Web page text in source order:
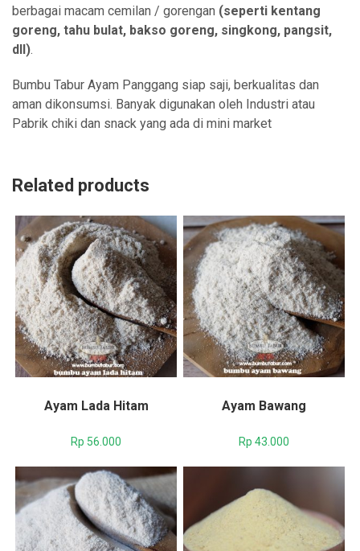
berbagai macam cemilan / gorengan (seperti kentang
goreng, tahu bulat, bakso goreng, singkong, pangsit,
dll).
Bumbu Tabur Ayam Panggang siap saji, berkualitas dan
aman dikonsumsi. Banyak digunakan oleh Industri atau
Pabrik chiki dan snack yang ada di mini market
Related products
Ayam Lada Hitam
Rp 56.000
Ayam Bawang
Rp 43.000